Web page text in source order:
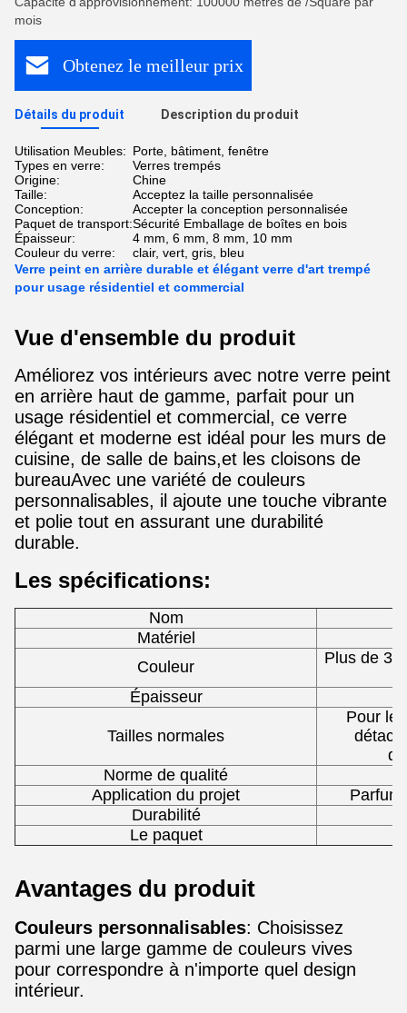
mois
Obtenez le meilleur prix
Détails du produit Description du produit
Utilisation Meubles: Porte, bâtiment, fenêtre
Types en verre:
Verres trempés
Origine:
Chine
Taille:
Acceptez la taille personnalisée
Conception:
Accepter la conception personnalisée
Paquet de transport:Sécurité Emballage de boîtes en bois
Épaisseur:
4 mm, 6 mm, 8 mm, 10 mm
Couleur du verre:
clair, vert, gris, bleu
Verre peint en arrière durable et élégant verre d'art trempé
pour usage résidentiel et commercial
Vue d'ensemble du produit
Améliorez vos intérieurs avec notre verre peint
en arrière haut de gamme, parfait pour un
usage résidentiel et commercial, ce verre
élégant et moderne est idéal pour les murs de
cuisine, de salle de bains,et les cloisons de
bureauAvec une variété de couleurs
personnalisables, il ajoute une touche vibrante
et polie tout en assurant une durabilité
durable.
Les spécifications:
Nom
Matériel
Couleur
Plus de 30
Épaisseur
Tailles normales
Pour
Norme de qualité
Application du projet
Durabilité
Le paquet
Avantages du produit
Couleurs personnalisables: Choisissez
parmi une large gamme de couleurs vives
pour correspondre à n'importe quel design
intérieur.